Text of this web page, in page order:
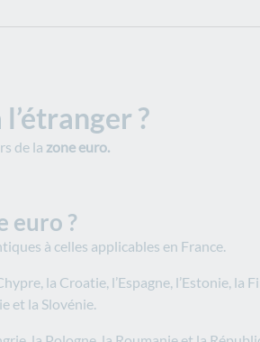
?
de la zone euro.
euro ?
à celles applicables en France.
la Croatie, l’Espagne, l’Estonie, la
et la Slovénie.